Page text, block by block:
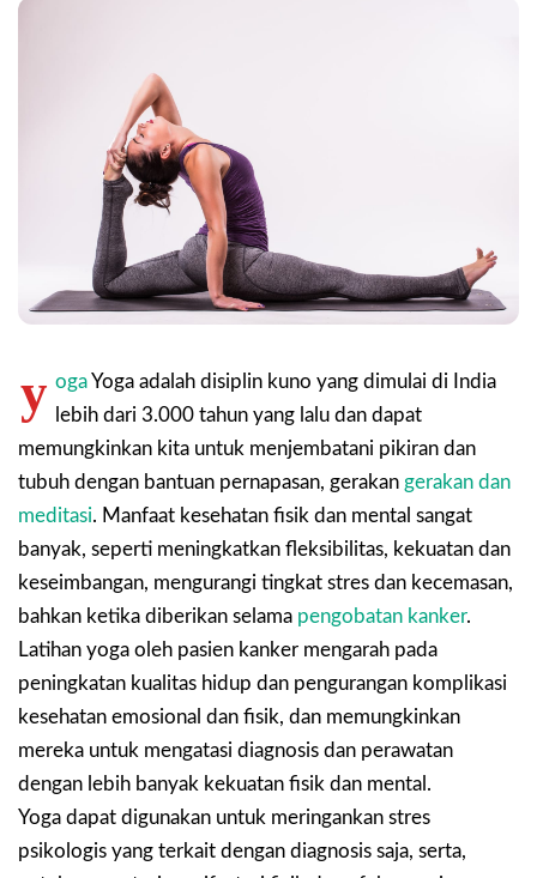
y ogaYoga adalah disiplin kuno yang dimulai di India
lebih dari 3.000 tahun yang lalu dan dapat
memungkinkan kita untuk menjembatani pikiran dan
tubuh dengan bantuan pernapasan, gerakan gerakan dan
meditasi. Manfaat kesehatan fisik dan mental sangat
banyak, seperti meningkatkan fleksibilitas, kekuatan dan
keseimbangan, mengurangi tingkat stres dan kecemasan,
bahkan ketika diberikan selama pengobatan kanker.
Latihan yoga oleh pasien kanker mengarah pada
peningkatan kualitas hidup dan pengurangan komplikasi
kesehatan emosional dan fisik, dan memungkinkan
mereka untuk mengatasi diagnosis dan perawatan
dengan lebih banyak kekuatan fisik dan mental.
Yoga dapat digunakan untuk meringankan stres
psikologis yang terkait dengan diagnosis saja, serta,